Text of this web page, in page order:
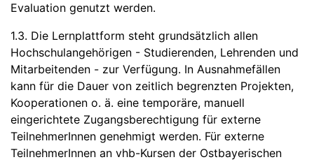
Evaluation genutzt werden.
1.3. Die Lernplattform steht grundsätzlich allen
Hochschulangehörigen - Studierenden, Lehrenden und
Mitarbeitenden - zur Verfügung. In Ausnahmefällen
kann für die Dauer von zeitlich begrenzten Projekten,
Kooperationen o. ä. eine temporäre, manuell
eingerichtete Zugangsberechtigung für externe
TeilnehmerInnen genehmigt werden. Für externe
TeilnehmerInnen an vhb-Kursen der Ostbayerischen